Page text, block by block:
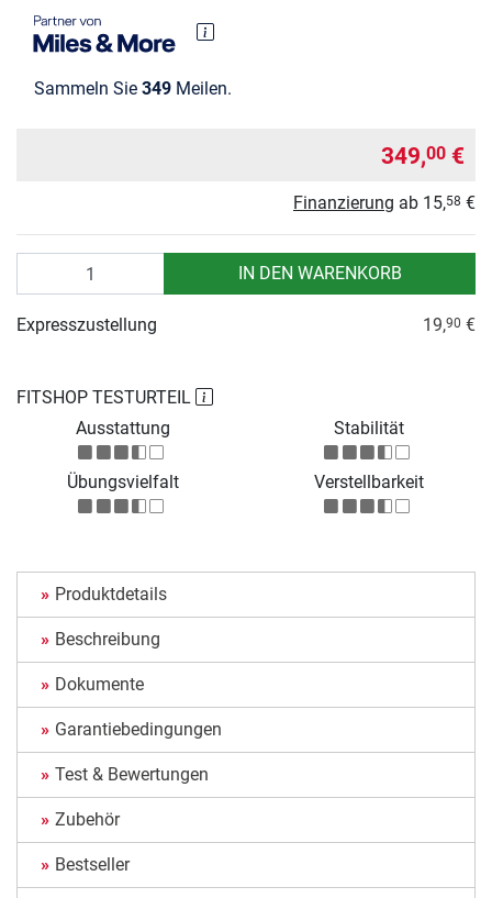
Sammeln Sie 349 Meilen.
349,00 €
Finanzierung ab 15,58 €
IN DEN WARENKORB
FITSHOP TESTURTEIL
Ausstattung
Stabilität
Übungsvielfalt Verstellbarkeit
Expresszustellung 19,90 €
Produktdetails
Beschreibung
Dokumente
Garantiebedingungen
Test & Bewertungen
Zubehör
Bestseller